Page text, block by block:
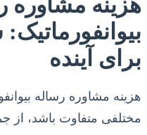
برای آینده
هزینه مشاوره رساله
مختلفی متفاوت باشد، از